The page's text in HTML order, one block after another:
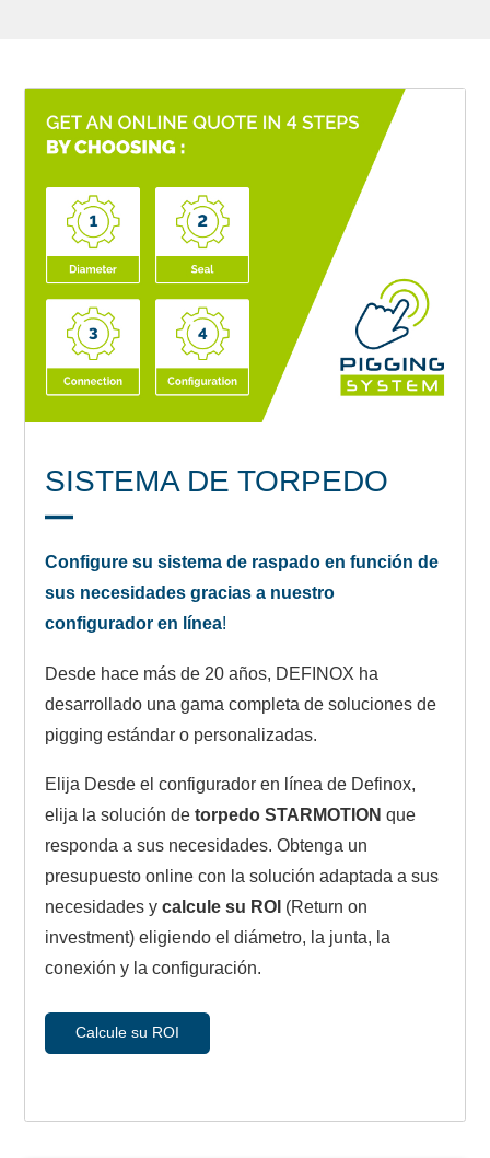
SISTEMA DE TORPEDO
Configure su sistema de raspado en función de
sus necesidades gracias a nuestro
configurador en línea!
Desde hace más de 20 años, DEFINOX ha
desarrollado una gama completa de soluciones de
pigging estándar o personalizadas.
Elija Desde el configurador en línea de Definox,
elija la solución de torpedo STARMOTION que
responda a sus necesidades. Obtenga un
presupuesto online con la solución adaptada a sus
necesidades y calcule su ROI (Return on
investment) eligiendo el diámetro, la junta, la
conexión y la configuración.
Calcule su ROI